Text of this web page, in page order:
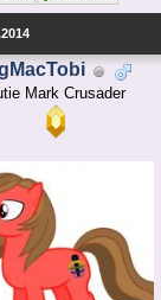
Mark Crusader